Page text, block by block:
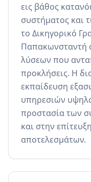
εις βάθος
συστήματος και
το Δικηγορικό
Παπακωνσταντή
λύσεων που
προκλήσεις. Η
εκπαίδευση
υπηρεσιών
προστασία των
και στην
αποτελεσμάτων.